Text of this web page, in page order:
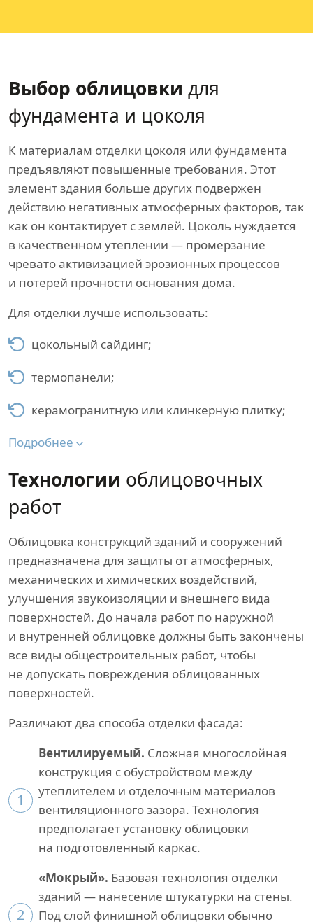
Выбор облицовки для
фундамента и цоколя
К материалам отделки цоколя или фундамента
предъявляют повышенные требования. Этот
элемент здания больше других подвержен
действию негативных атмосферных факторов, так
как он контактирует с землей. Цоколь нуждается
в качественном утеплении — промерзание
чревато активизацией эрозионных процессов
и потерей прочности основания дома.
Для отделки лучше использовать:
цокольный сайдинг;
термопанели;
керамогранитную или клинкерную плитку;
Подробнее
Технологии облицовочных
работ
Облицовка конструкций зданий и сооружений
предназначена для защиты от атмосферных,
механических и химических воздействий,
улучшения звукоизоляции и внешнего вида
поверхностей. До начала работ по наружной
и внутренней облицовке должны быть закончены
все виды общестроительных работ, чтобы
не допускать повреждения облицованных
поверхностей.
Различают два способа отделки фасада:
1
Вентилируемый. Сложная многослойная
конструкция с обустройством между
утеплителем и отделочным материалов
вентиляционного зазора. Технология
предполагает установку облицовки
на подготовленный каркас.
2
«Мокрый». Базовая технология отделки
зданий — нанесение штукатурки на стены.
Под слой финишной облицовки обычно